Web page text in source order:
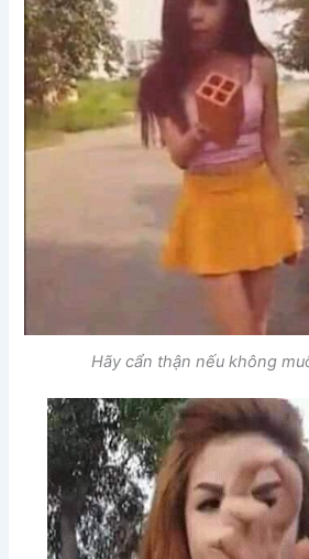
Hãy cẩn thận nếu không